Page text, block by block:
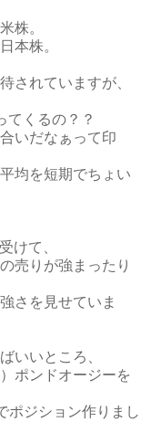
株。
本株。
されていますが、
てくるの？？
いだなぁって印
均を短期でちょい
けて、
売りが強まったり
さを見せていま
いいところ、
ポンドオージーを
ポジション作りまし